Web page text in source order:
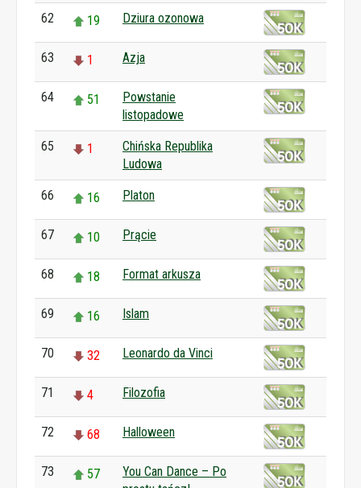
62 19 Dziura ozonowa
63 1 Azja
64 51
Powstanie
listopadowe
65 1
Chińska Republika
Ludowa
66 16 Platon
67 10 Prącie
68 18 Format arkusza
69 16 Islam
70 32 Leonardo da Vinci
71 4 Filozofia
72 68 Halloween
73 57
You Can Dance – Po